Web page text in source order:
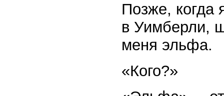
Позже, когда
в Уимберли,
меня эльфа.
«Кого?»